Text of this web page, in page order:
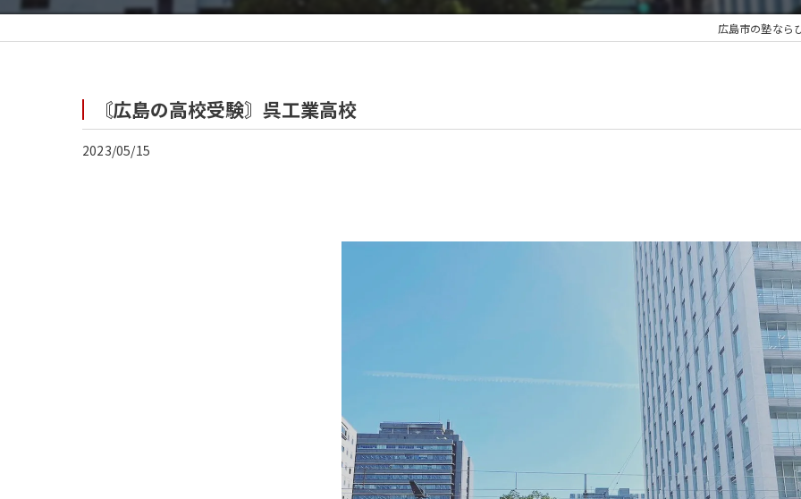
広島市の塾なら
〘広島の高校受験〙呉工業高校
2023/05/15